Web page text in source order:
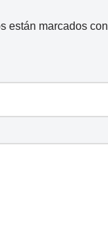
están marcados con